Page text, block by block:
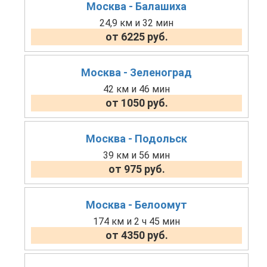
Москва - Балашиха
24,9 км и 32 мин
от 6225 руб.
Москва - Зеленоград
42 км и 46 мин
от 1050 руб.
Москва - Подольск
39 км и 56 мин
от 975 руб.
Москва - Белоомут
174 км и 2 ч 45 мин
от 4350 руб.